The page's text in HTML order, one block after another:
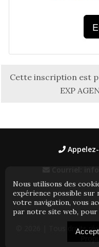
Cette inscription est
EXP
Nous utilisons des
expérience possible sur
votre navigation, vous
par notre site web, pour
Courriel:
| Tous droits